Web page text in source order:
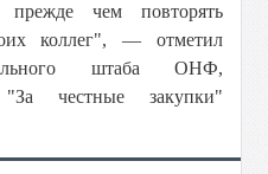
прежде чем повторять
коллег", — отметил
штаба ОНФ,
"За честные закупки"